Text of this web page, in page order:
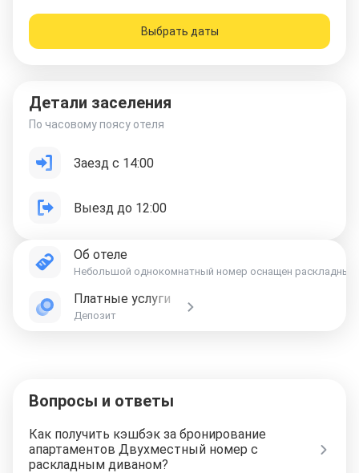
Выбрать даты
Детали заселения
По часовому поясу отеля
Заезд с 14:00
Выезд до 12:00
Об отеле
Небольшой однокомнатный номер оснащен раскладным
Платные услуги
Депозит
Вопросы и ответы
Как получить кэшбэк за бронирование
апартаментов Двухместный номер с
раскладным диваном?